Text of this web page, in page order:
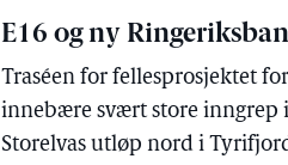
E16 og ny
Traséen for fellesprosjektet
innebære svært store inngrep
Storelvas utløp nord i